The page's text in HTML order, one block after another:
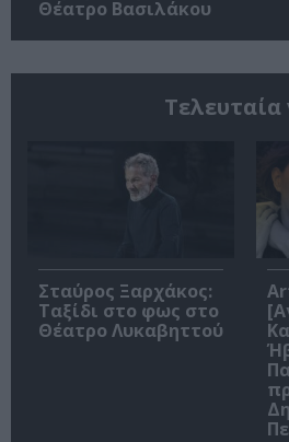
Θέατρο Βασιλάκου
Τελευταία
Σταύρος Ξαρχάκος:
Ταξίδι στο φως στο
Θέατρο Λυκαβηττού